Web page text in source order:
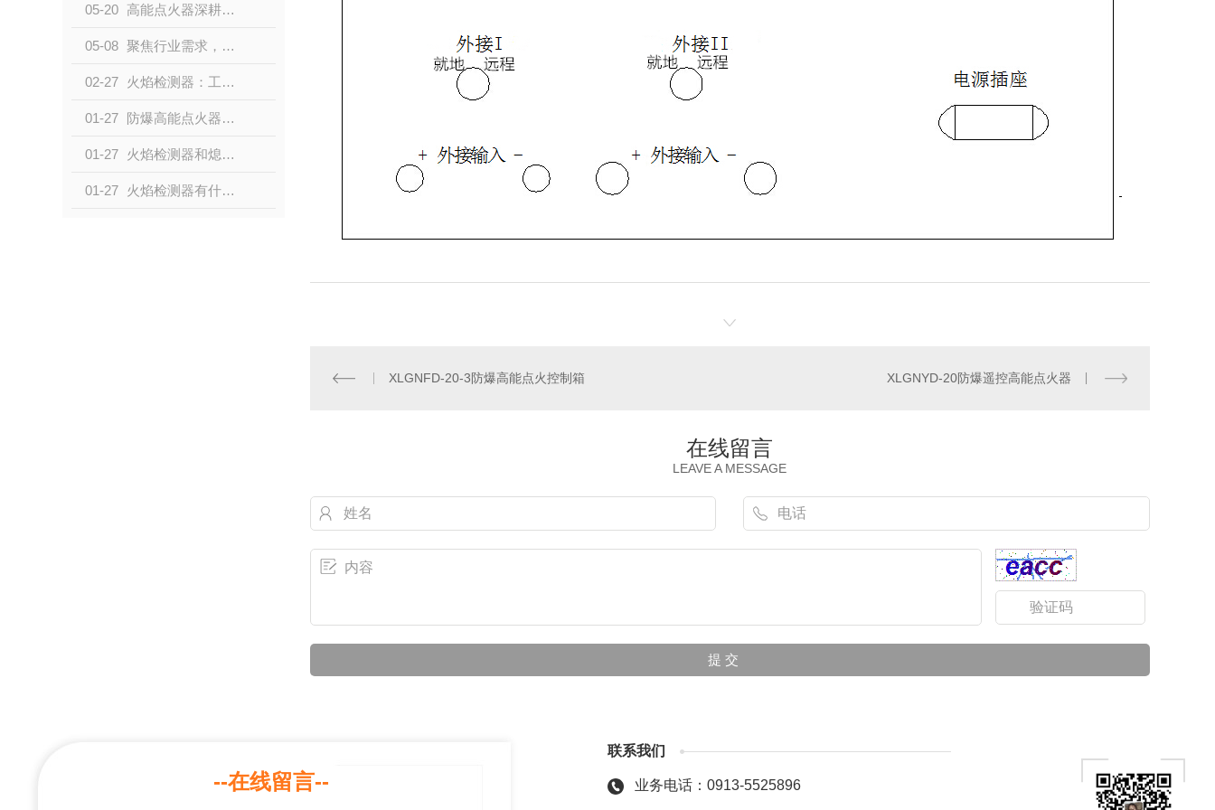
05-20 高能点火器深耕工业燃控，适配复杂工况赋能产业稳定运行
05-08 聚焦行业需求，火焰检测器助力多元场景可靠监测
02-27 火焰检测器：工业炉窑的“ 哨兵”
01-27 防爆高能点火器和高能点火器选哪种？
01-27 火焰检测器和熄火保护装置是否需要都装？
01-27 火焰检测器有什么用处和功能？
XLGNFD-20-3防爆高能点火控制箱 XLGNYD-20防爆遥控高能点火器
在线留言
LEAVE A MESSAGE
--在线留言--
联系我们
业务电话：0913-5525896